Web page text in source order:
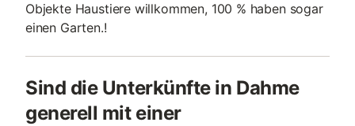
Objekte Haustiere willkommen, 100 % haben sogar
einen Garten.!
Sind die Unterkünfte in Dahme
generell mit einer